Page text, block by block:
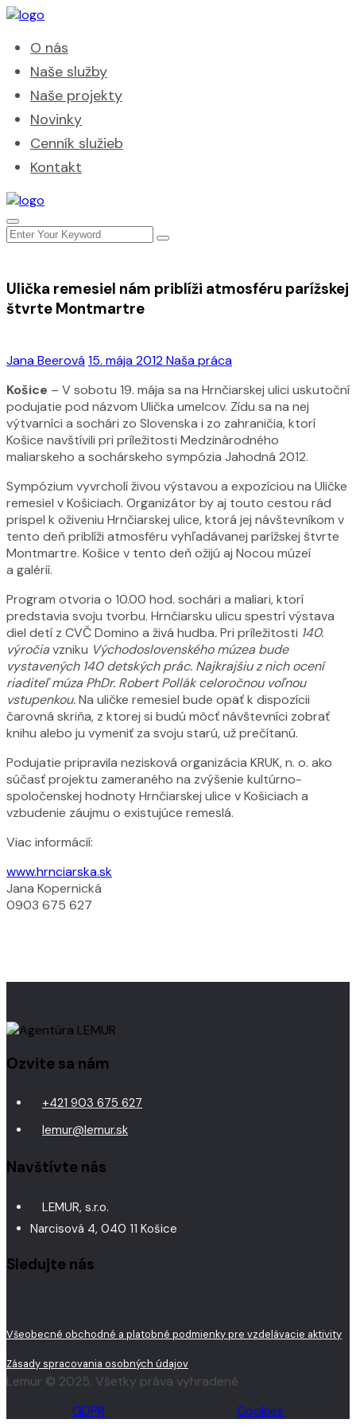
O nás
Naše služby
Naše projekty
Novinky
Cenník služieb
Kontakt
Jana Beerová15. mája 2012Naša práca
Ulička remesiel nám priblíži atmosféru parížskej
štvrte Montmartre
Košice – V sobotu 19. mája sa na Hrnčiarskej ulici uskutoční
podujatie pod názvom Ulička umelcov. Zídu sa na nej
výtvarníci a sochári zo Slovenska i zo zahraničia, ktorí
Košice navštívili pri príležitosti Medzinárodného
maliarskeho a sochárskeho sympózia Jahodná 2012.
Sympózium vyvrcholí živou výstavou a expozíciou na Uličke
remesiel v Košiciach. Organizátor by aj touto cestou rád
prispel k oživeniu Hrnčiarskej ulice, ktorá jej návštevníkom v
tento deň priblíži atmosféru vyhľadávanej parížskej štvrte
Montmartre. Košice v tento deň ožijú aj Nocou múzeí
a galérií.
Program otvoria o 10.00 hod. sochári a maliari, ktorí
predstavia svoju tvorbu. Hrnčiarsku ulicu spestrí výstava
diel detí z CVČ Domino a živá hudba.Pri príležitosti 140.
výročiavzniku Východoslovenského múzea bude
vystavených 140 detských prác. Najkrajšiu z nich ocení
riaditeľ múza PhDr. Robert Pollák celoročnou voľnou
vstupenkou.Na uličke remesiel bude opäť k dispozícii
čarovná skriňa, z ktorej si budú môcť návštevníci zobrať
knihu alebo ju vymeniť za svoju starú, už prečítanú.
Podujatie pripravila nezisková organizácia KRUK, n. o. ako
súčasť projektu zameraného na zvýšenie kultúrno-
spoločenskej hodnoty Hrnčiarskej ulice v Košiciach a
vzbudenie záujmu o existujúce remeslá.
Viac informácií:
www.hrnciarska.sk
Jana Kopernická
0903 675 627
Ozvite sa nám
+421 903 675 627
lemur@lemur.sk
Navštívte nás
LEMUR, s.r.o.
Narcisová 4, 040 11 Košice
Sledujte nás
Všeobecné obchodné a platobné podmienky pre vzdelávacie aktivity
Zásady spracovania osobných údajov
Lemur © 2025. Všetky práva vyhradené
GDPR
Cookies